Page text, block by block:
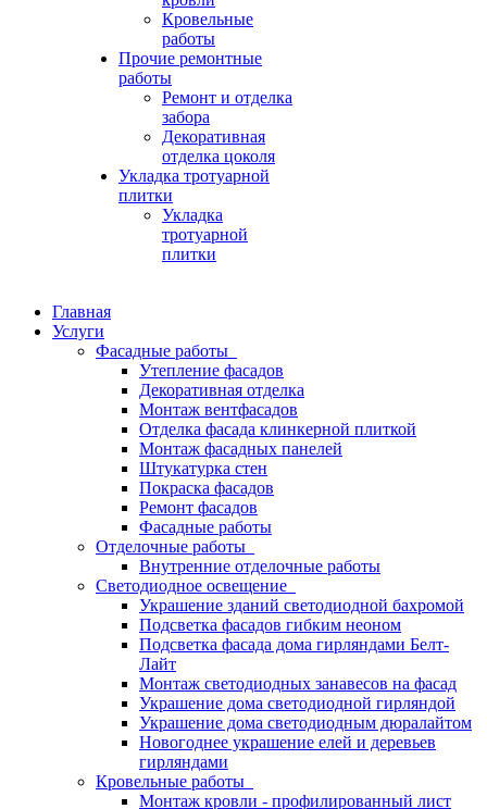
Кровельные
работы
Прочие ремонтные
работы
Ремонт и отделка
забора
Декоративная
отделка цоколя
Укладка тротуарной
плитки
Укладка
тротуарной
плитки
Главная
Услуги
Фасадные работы
Утепление фасадов
Декоративная отделка
Монтаж вентфасадов
Отделка фасада клинкерной плиткой
Монтаж фасадных панелей
Штукатурка стен
Покраска фасадов
Ремонт фасадов
Фасадные работы
Отделочные работы
Внутренние отделочные работы
Светодиодное освещение
Украшение зданий светодиодной бахромой
Подсветка фасадов гибким неоном
Подсветка фасада дома гирляндами Белт-
Лайт
Монтаж светодиодных занавесов на фасад
Украшение дома светодиодной гирляндой
Украшение дома светодиодным дюралайтом
Новогоднее украшение елей и деревьев
гирляндами
Кровельные работы
Монтаж кровли - профилированный лист